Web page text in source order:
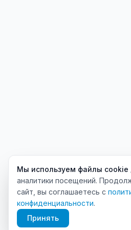
Мы используем файлы cookie
аналитики посещений.
сайт, вы соглашаетесь с
конфиденциальности.
Принять